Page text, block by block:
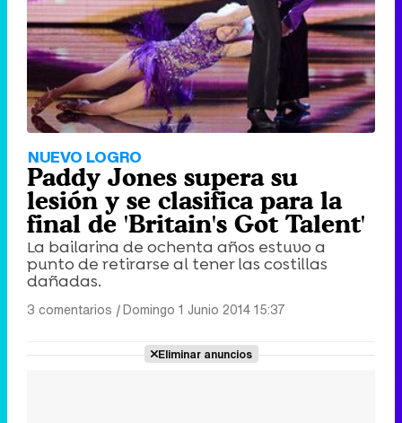
NUEVO LOGRO
Paddy Jones supera su
lesión y se clasifica para la
final de 'Britain's Got Talent'
La bailarina de ochenta años estuvo a
punto de retirarse al tener las costillas
dañadas.
3 comentarios |Domingo 1 Junio 2014 15:37
Eliminar anuncios